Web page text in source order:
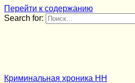
Перейти к содержанию
Search for:
Криминальная хроника НН